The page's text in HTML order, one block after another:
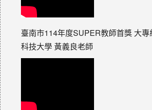
臺南市114年度SUPER教師首獎 大
科技大學 黃義良老師